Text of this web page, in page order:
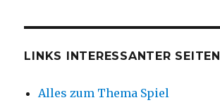
LINKS INTERESSANTER SEITEN
Alles zum Thema Spiel